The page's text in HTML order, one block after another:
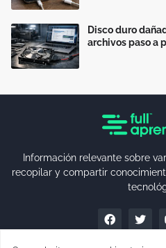
Disco duro
archivos paso a
Información relevante sobre
recopilar y compartir